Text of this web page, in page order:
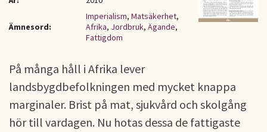
Ämnesord:
Imperialism, Matsäkerhet,
Afrika, Jordbruk, Ägande,
Fattigdom
På många håll i Afrika lever
landsbygdbefolkningen med mycket knappa
marginaler. Brist på mat, sjukvård och skolgång
hör till vardagen. Nu hotas dessa de fattigaste